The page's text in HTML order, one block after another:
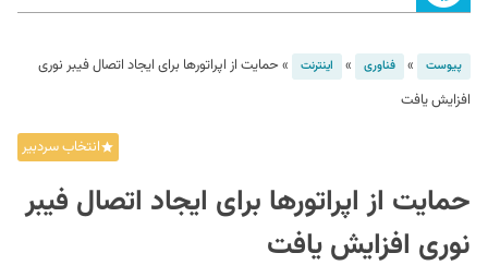
پیوست » فناوری » اینترنت » حمایت از اپراتورها برای ایجاد اتصال فیبر نوری
افزایش یافت
انتخاب سردبیر
حمایت از اپراتورها برای ایجاد اتصال فیبر
نوری افزایش یافت